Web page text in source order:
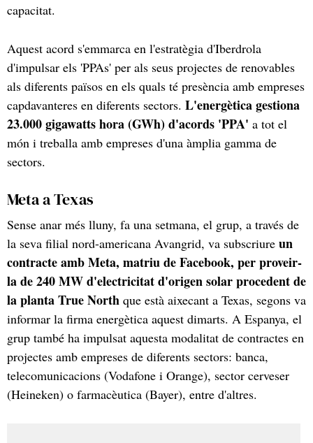
capacitat.
Aquest acord s'emmarca en l'estratègia d'Iberdrola
d'impulsar els 'PPAs' per als seus projectes de renovables
als diferents països en els quals té presència amb empreses
capdavanteres en diferents sectors. L'energètica gestiona
23.000 gigawatts hora (GWh) d'acords 'PPA' a tot el
món i treballa amb empreses d'una àmplia gamma de
sectors.
Meta a Texas
Sense anar més lluny, fa una setmana, el grup, a través de
la seva filial nord-americana Avangrid, va subscriure un
contracte amb Meta, matriu de Facebook, per proveir-
la de 240 MW d'electricitat d'origen solar procedent de
la planta True North que està aixecant a Texas, segons va
informar la firma energètica aquest dimarts. A Espanya, el
grup també ha impulsat aquesta modalitat de contractes en
projectes amb empreses de diferents sectors: banca,
telecomunicacions (Vodafone i Orange), sector cerveser
(Heineken) o farmacèutica (Bayer), entre d'altres.